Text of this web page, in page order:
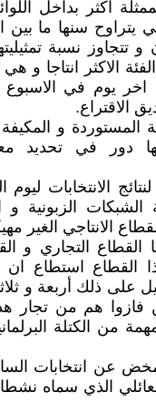
اكثر بداخل
يتراوح سنها ما
نسبة
الاكثر انتاجا و
اخر يوم في
الاقتراع.
المستوردة و
دور في تحديد
الانتخابات ليوم
الزبونية و
الانتاجي الغير
التجاري و
القطاع استطاع ان
على ذلك أربعة و
فازوا هم من تجار
من الكتلة
عن انتخابات
الذي سماه